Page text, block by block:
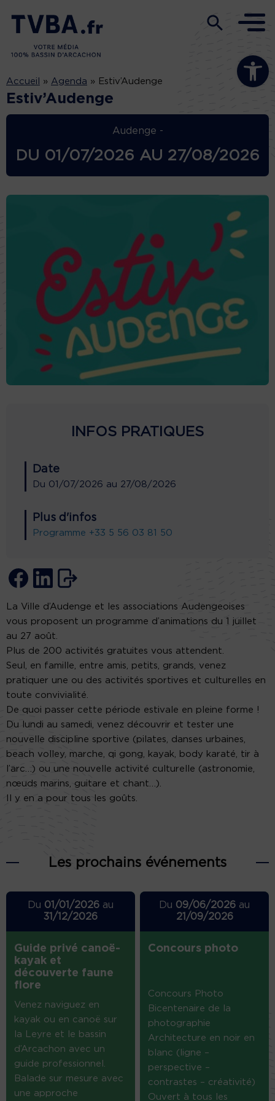
Ouvrir la
Accueil » Agenda » Estiv’Audenge
Estiv’Audenge
Audenge -
DU 01/07/2026 AU 27/08/2026
INFOS PRATIQUES
Date
Du 01/07/2026 au 27/08/2026
Plus d'infos
Programme +33 5 56 03 81 50
La Ville d’Audenge et les associations Audengeoises
vous proposent un programme d’animations du 1 juillet
au 27 août.
Plus de 200 activités gratuites vous attendent.
Seul, en famille, entre amis, petits, grands, venez
pratiquer une ou des activités sportives et culturelles en
toute convivialité.
De quoi passer cette période estivale en pleine forme !
Du lundi au samedi, venez découvrir et tester une
nouvelle discipline sportive (pilates, danses urbaines,
beach volley, marche, qi gong, kayak, body karaté, tir à
l’arc…) ou une nouvelle activité culturelle (astronomie,
nœuds marins, guitare et chant…).
Il y en a pour tous les goûts.
Les prochains événements
Du 01/01/2026au
31/12/2026
Guide privé canoë-
kayak et
découverte faune
flore
Venez naviguez en
kayak ou en canoë sur
la Leyre et le bassin
d’Arcachon avec un
guide professionnel.
Balade sur mesure avec
une approche
Du 09/06/2026 au
21/09/2026
Concours photo
Concours Photo
Bicentenaire de la
photographie
Architecture en noir en
blanc (ligne –
perspective –
contrastes – créativité)
Ouvert à tous les